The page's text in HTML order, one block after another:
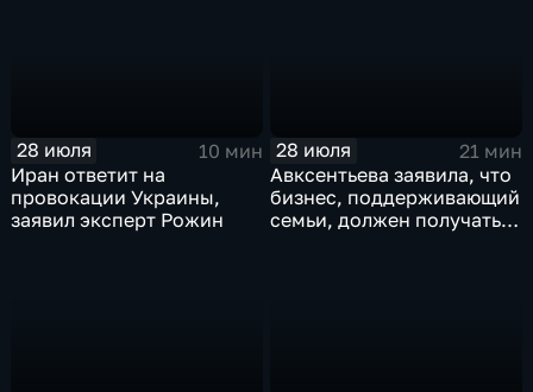
28 июля
10 мин
Иран ответит на
провокации Украины,
заявил эксперт Рожин
28 июля
21 мин
Авксентьева заявила, что
бизнес, поддерживающий
семьи, должен получать